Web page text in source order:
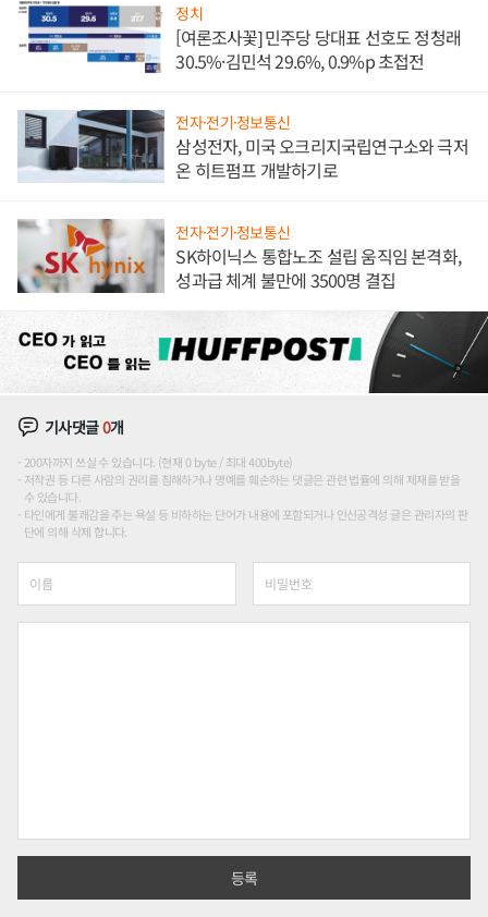
정치
[여론조사꽃] 민주당 당대표 선호도 정청래
30.5%·김민석 29.6%, 0.9%p 초접전
전자·전기·정보통신
삼성전자, 미국 오크리지국립연구소와 극저
온 히트펌프 개발하기로
전자·전기·정보통신
SK하이닉스 통합노조 설립 움직임 본격화,
성과급 체계 불만에 3500명 결집
기사댓글0개
200자까지 쓰실 수 있습니다. (현재 0 byte / 최대 400byte)
저작권 등 다른 사람의 권리를 침해하거나 명예를 훼손하는 댓글은 관련 법률에 의해 제재를 받을
수 있습니다.
타인에게 불쾌감을 주는 욕설 등 비하하는 단어가 내용에 포함되거나 인신공격성 글은 관리자의 판
단에 의해 삭제 합니다.